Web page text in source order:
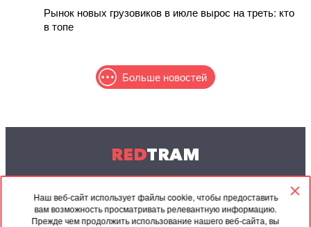
Наш веб-сайт использует файлы cookie, чтобы предоставить
вам возможность просматривать релевантную информацию.
Прежде чем продолжить использование нашего веб-сайта, вы
Рынок новых грузовиков в июле вырос на треть: кто
в топе
Больше новостей
REDTRAM
© 2004-2026 Redtram, Ltd.
Сотрудничество Архив Контакты